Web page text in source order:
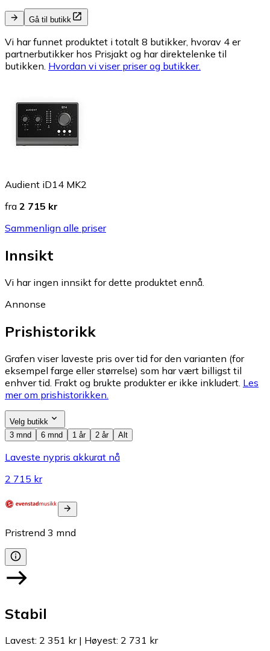
Gå til butikk
Vi har funnet produktet i totalt 8 butikker, hvorav 4 er
partnerbutikker hos Prisjakt og har direktelenke til
butikken. Hvordan vi viser priser og butikker.
Audient iD14 MK2
fra 2 715 kr
Sammenlign alle priser
Innsikt
Vi har ingen innsikt for dette produktet ennå.
Annonse
Prishistorikk
Grafen viser laveste pris over tid for den varianten (for
eksempel farge eller størrelse) som har vært billigst til
enhver tid. Frakt og brukte produkter er ikke inkludert. Les
mer om prishistorikken.
Velg butikk
3 mnd
6 mnd 1 år 2 år Alt
Laveste nypris akkurat nå
2 715 kr
Pristrend 3 mnd
Stabil
Lavest: 2 351 kr| Høyest: 2 731 kr